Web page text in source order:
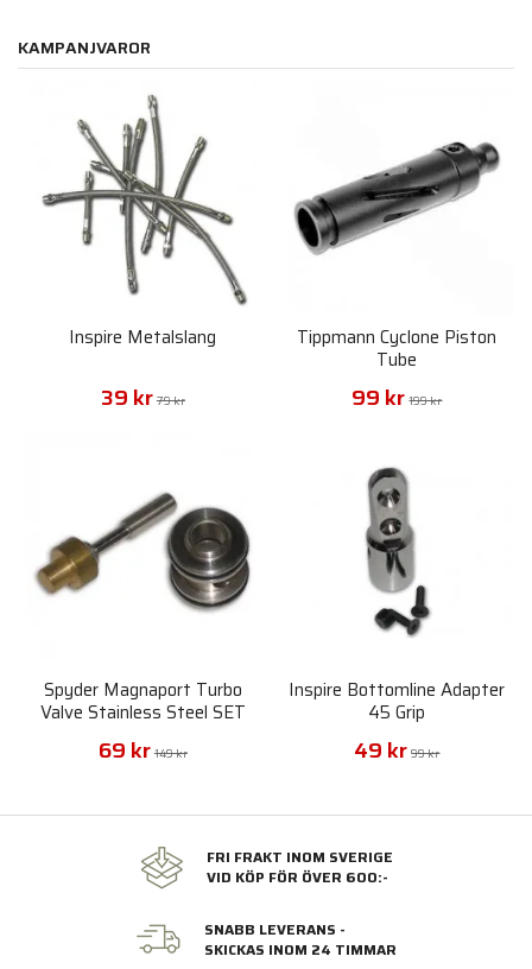
KAMPANJVAROR
Inspire Metalslang
39 kr 79 kr
Tippmann Cyclone Piston
Tube
99 kr 199 kr
Spyder Magnaport Turbo
Valve Stainless Steel SET
69 kr 149 kr
Inspire Bottomline Adapter
45 Grip
49 kr 99 kr
FRI FRAKT INOM SVERIGE
VID KÖP FÖR ÖVER 600:-
SNABB LEVERANS -
SKICKAS INOM 24 TIMMAR